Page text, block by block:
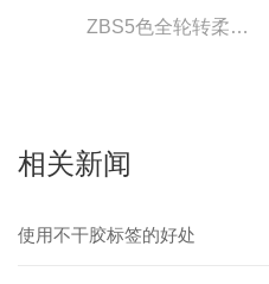
ZBS5色全轮转柔版机 (3)
相关新闻
使用不干胶标签的好处